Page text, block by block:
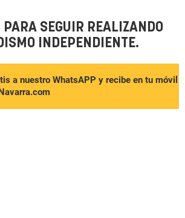
PARA SEGUIR REALIZANDO
INDEPENDIENTE.
a nuestro WhatsAPP y recibe en tu móvil